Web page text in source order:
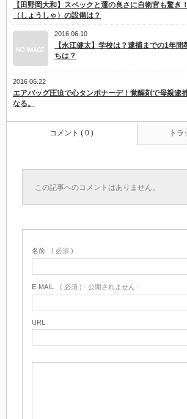
【田野岡大和】スペックと運の良さに自衛官も驚き
（しょうしゃ）の設備は？
2016 06.10
【永江健太】学校は？逮捕までの1年
ちは？
2016 06.22
エアバッグ圧迫で心タンポナーデ！覚醒剤で母親逮
なる。
コメント ( 0 ) ト
この記事へのコメントはありません。
名前 ( 必須 )
E-MAIL ( 必須 ) - 公開されません -
URL